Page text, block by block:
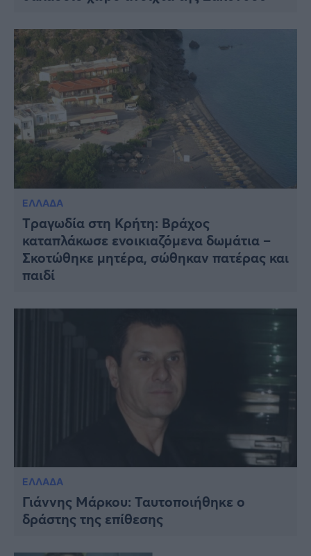
ΕΛΛΑΔΑ
Tραγωδία στη Κρήτη: Βράχος
καταπλάκωσε ενοικιαζόμενα δωμάτια –
Σκοτώθηκε μητέρα, σώθηκαν πατέρας και
παιδί
ΕΛΛΑΔΑ
Γιάννης Μάρκου: Ταυτοποιήθηκε ο
δράστης της επίθεσης